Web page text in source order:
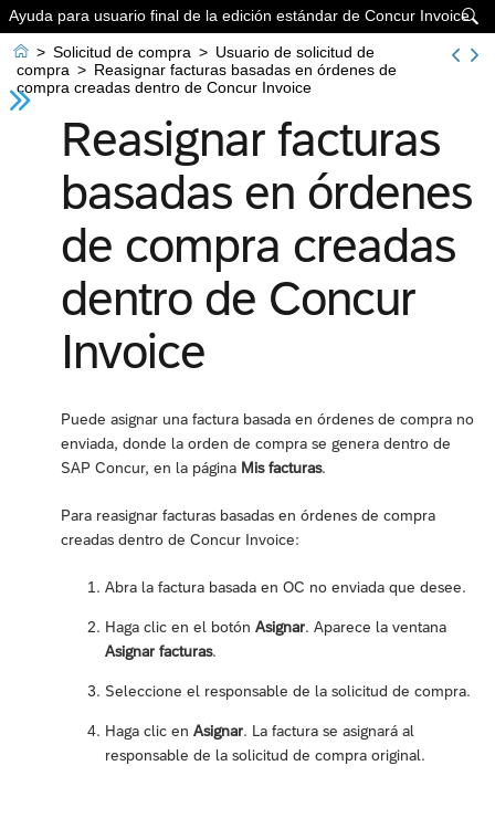

Ayuda para usuario final de la edición estándar de Concur Invoice
 > Solicitud de compra > Usuario de solicitud de
compra > Reasignar facturas basadas en órdenes de
compra creadas dentro de Concur Invoice
Reasignar facturas
basadas en órdenes
de compra creadas
dentro de Concur
Invoice
Puede asignar una factura basada en órdenes de compra no
enviada, donde la orden de compra se genera dentro de
SAP Concur, en la página Mis facturas.
Para reasignar facturas basadas en órdenes de compra
creadas dentro de Concur Invoice:
Abra la factura basada en OC no enviada que desee.
Haga clic en el botón Asignar. Aparece la ventana
Asignar facturas.
Seleccione el responsable de la solicitud de compra.
Haga clic en Asignar. La factura se asignará al
responsable de la solicitud de compra original.